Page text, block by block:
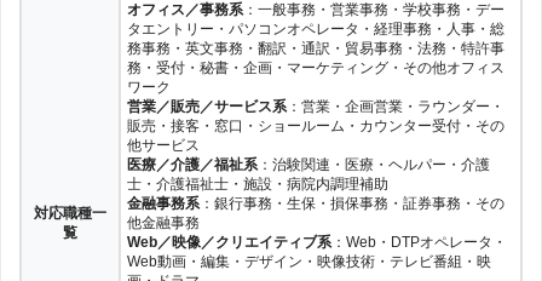
対応職種一
覧
オフィス／事務系：一般事務・営業事務・学校事務・デー
タエントリー・パソコンオペレータ・経理事務・人事・総
務事務・英文事務・翻訳・通訳・貿易事務・法務・特許事
務・受付・秘書・企画・マーケティング・その他オフィス
ワーク
営業／販売／サービス系：営業・企画営業・ラウンダー・
販売・接客・窓口・ショールーム・カウンター受付・その
他サービス
医療／介護／福祉系：治験関連・医療・ヘルパー・介護
士・介護福祉士・施設・病院内調理補助
金融事務系：銀行事務・生保・損保事務・証券事務・その
他金融事務
Web／映像／クリエイティブ系：Web・DTPオペレータ・
Web動画・編集・デザイン・映像技術・テレビ番組・映